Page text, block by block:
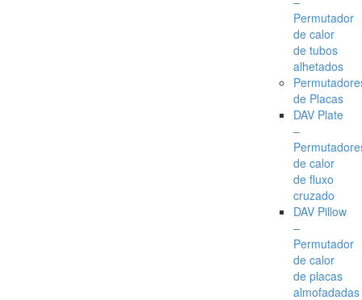
Permutador
de calor
de tubos
alhetados
de Placas
DAV Plate
–
de calor
de fluxo
cruzado
DAV Pillow
–
Permutador
de calor
de placas
almofadadas